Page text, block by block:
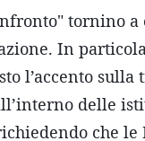
tornino a
In
l’accento sulla
delle
che le